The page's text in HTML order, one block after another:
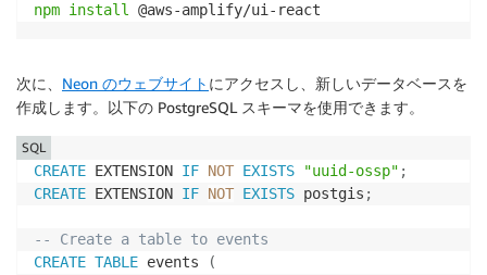
npm install @aws-amplify/ui-react
次に、 Neon のウェブサイト にアクセスし、新しいデータベースを
作成します。以下の PostgreSQL スキーマを使用できます。
CREATE EXTENSION IF NOT EXISTS "uuid-ossp" ;
CREATE EXTENSION IF NOT EXISTS postgis ;
-- Create a table to events
CREATE TABLE events
(
SQL